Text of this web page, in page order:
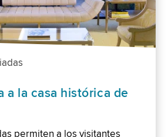
a la casa histórica de
permiten a los visitantes